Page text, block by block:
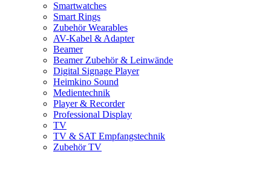
Smartwatches
Smart Rings
Zubehör Wearables
AV-Kabel & Adapter
Beamer
Beamer Zubehör & Leinwände
Digital Signage Player
Heimkino Sound
Medientechnik
Player & Recorder
Professional Display
TV
TV & SAT Empfangstechnik
Zubehör TV